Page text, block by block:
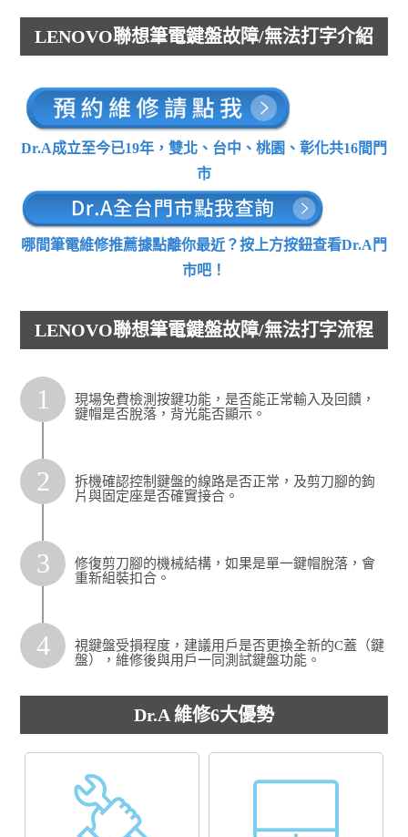
LENOVO聯想筆電鍵盤故障/無法打字介紹
Dr.A成立至今已19年，雙北、台中、桃園、彰化共16間門
市
哪間筆電維修推薦據點離你最近？按上方按鈕查看Dr.A門
市吧！
LENOVO聯想筆電鍵盤故障/無法打字流程
1
現場免費檢測按鍵功能，是否能正常輸入及回饋，
鍵帽是否脫落，背光能否顯示。
2
拆機確認控制鍵盤的線路是否正常，及剪刀腳的鉤
片與固定座是否確實接合。
3
修復剪刀腳的機械結構，如果是單一鍵帽脫落，會
重新組裝扣合。
4
視鍵盤受損程度，建議用戶是否更換全新的C蓋（鍵
盤），維修後與用戶一同測試鍵盤功能。
Dr.A 維修6大優勢